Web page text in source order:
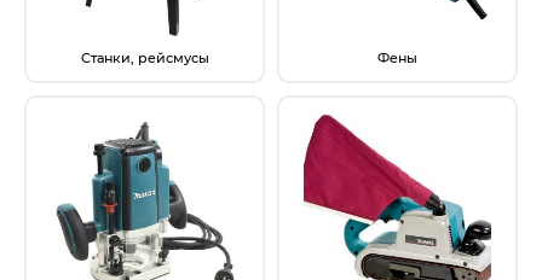
Станки, рейсмусы Фены